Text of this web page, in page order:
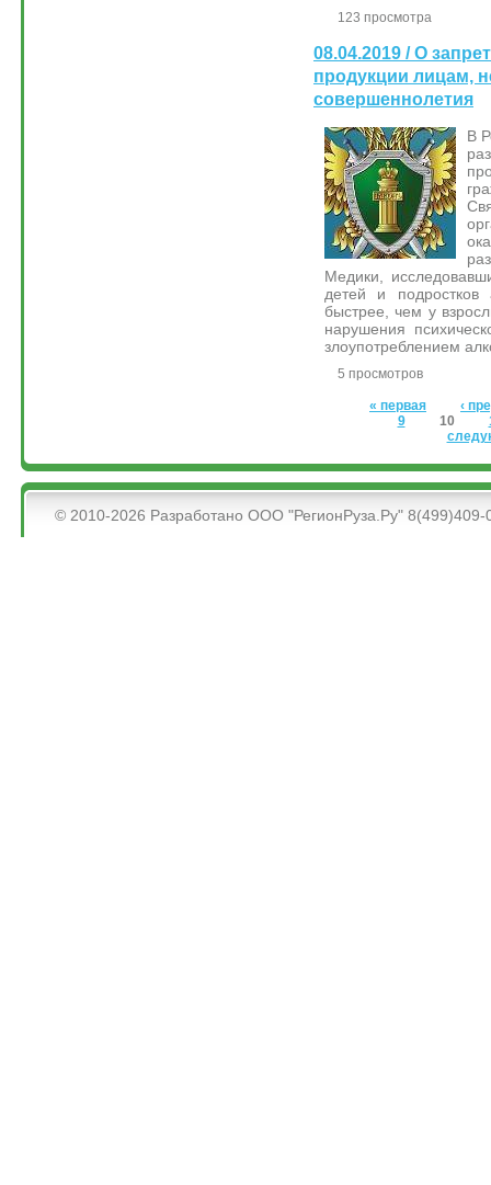
123 просмотра
08.04.2019 / О
продукции лицам,
совершеннолетия
В
Медики,
детей и подростков
быстрее, чем у
нарушения
злоупотреблением
5 просмотров
Страницы
« первая
‹
9
10
&bsps;
© 2010-2026 Разработано ООО "РегионРуза.Ру" 8(499)409-